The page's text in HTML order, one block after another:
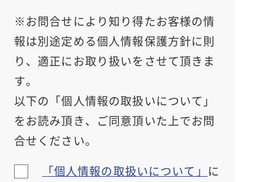
※お問合せにより知り得たお客様の情
報は別途定める個人情報保護方針に則
り、適正にお取り扱いをさせて頂きま
す。
以下の「個人情報の取扱いについて」
をお読み頂き、ご同意頂いた上でお問
合せください。
「個人情報の取扱いについて」 に